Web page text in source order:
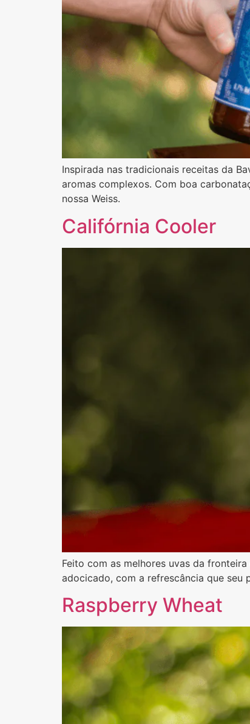
Inspirada nas tradicionais receitas da
aromas complexos. Com boa
nossa Weiss.
Califórnia Cooler
Feito com as melhores uvas da
adocicado, com a refrescância que seu
Raspberry Wheat